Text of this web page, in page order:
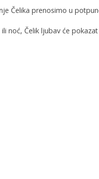
Čelika prenosimo u
ili noć, Čelik ljubav će pokazat